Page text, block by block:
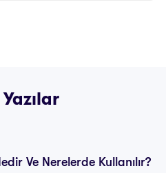
Ve Nerelerde Kullanılır?